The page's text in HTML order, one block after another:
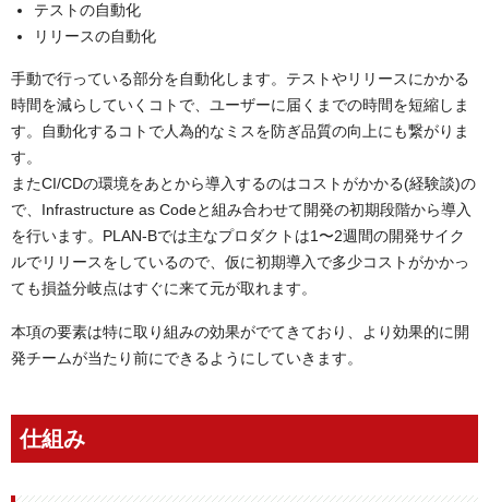
テストの自動化
リリースの自動化
手動で行っている部分を自動化します。テストやリリースにかかる
時間を減らしていくコトで、ユーザーに届くまでの時間を短縮しま
す。自動化するコトで人為的なミスを防ぎ品質の向上にも繋がりま
す。
またCI/CDの環境をあとから導入するのはコストがかかる(経験談)の
で、Infrastructure as Codeと組み合わせて開発の初期段階から導入
を行います。PLAN-Bでは主なプロダクトは1〜2週間の開発サイク
ルでリリースをしているので、仮に初期導入で多少コストがかかっ
ても損益分岐点はすぐに来て元が取れます。
本項の要素は特に取り組みの効果がでてきており、より効果的に開
発チームが当たり前にできるようにしていきます。
仕組み